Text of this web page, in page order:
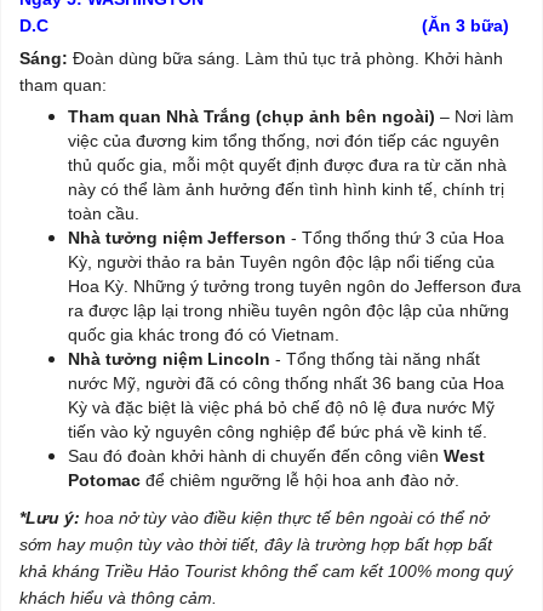
D.C (Ăn 3 bữa)
Sáng: Đoàn dùng bữa sáng. Làm thủ tục trả phòng. Khởi hành
tham quan:
Tham quan Nhà Trắng (chụp ảnh bên ngoài) – Nơi làm
việc của đương kim tổng thống, nơi đón tiếp các nguyên
thủ quốc gia, mỗi một quyết định được đưa ra từ căn nhà
này có thể làm ảnh hưởng đến tình hình kinh tế, chính trị
toàn cầu.
Nhà tưởng niệm Jefferson - Tổng thống thứ 3 của Hoa
Kỳ, người thảo ra bản Tuyên ngôn độc lập nổi tiếng của
Hoa Kỳ. Những ý tưởng trong tuyên ngôn do Jefferson đưa
ra được lập lại trong nhiều tuyên ngôn độc lập của những
quốc gia khác trong đó có Vietnam.
Nhà tưởng niệm Lincoln - Tổng thống tài năng nhất
nước Mỹ, người đã có công thống nhất 36 bang của Hoa
Kỳ và đặc biệt là việc phá bỏ chế độ nô lệ đưa nước Mỹ
tiến vào kỷ nguyên công nghiệp để bức phá về kinh tế.
Sau đó đoàn khởi hành di chuyến đến công viên West
Potomac để chiêm ngưỡng lễ hội hoa anh đào nở.
*Lưu ý: hoa nở tùy vào điều kiện thực tế bên ngoài có thể nở
sớm hay muộn tùy vào thời tiết, đây là trường hợp bất hợp bất
khả kháng Triều Hảo Tourist không thể cam kết 100% mong quý
khách hiểu và thông cảm.